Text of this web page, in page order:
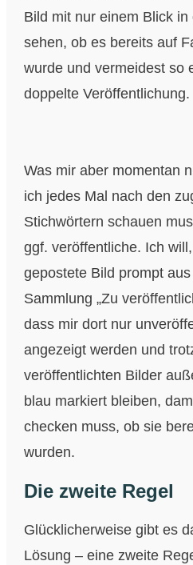
Bild mit nur einem Blick
sehen, ob es bereits auf
wurde und vermeidest so
doppelte Veröffentlichung.
Was mir aber momentan
ich jedes Mal nach den
Stichwörtern schauen
ggf. veröffentliche. Ich
gepostete Bild prompt
Sammlung „Zu
dass mir dort nur
angezeigt werden und
veröffentlichten Bilder
blau markiert bleiben,
checken muss, ob sie
wurden.
Die zweite Regel
Glücklicherweise gibt es
Lösung – eine zweite